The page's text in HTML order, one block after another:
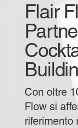
Flair
Con oltre
Flow si
riferimento